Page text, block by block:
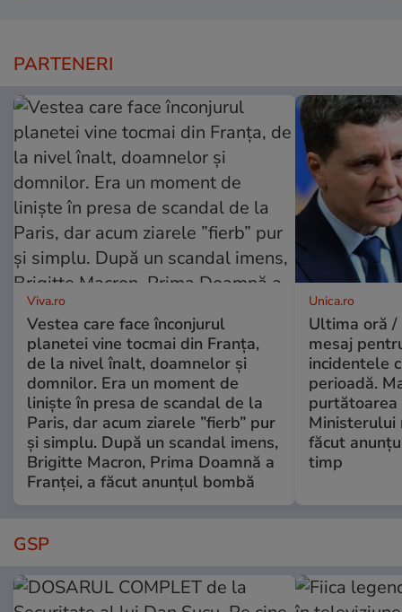
PARTENERI
Viva.ro
Vestea care face înconjurul
planetei vine tocmai din Franța,
de la nivel înalt, doamnelor și
domnilor. Era un moment de
liniște în presa de scandal de la
Paris, dar acum ziarele ”fierb” pur
și simplu. După un scandal imens,
Brigitte Macron, Prima Doamnă a
Franței, a făcut anunțul bombă
Unica.ro
Ultima oră /
mesaj
incidentele
perioadă.
purtătoarea
Ministerului
făcut
timp
GSP